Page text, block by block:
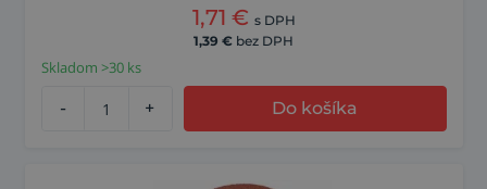
1,71 € s DPH
1,39 € bez DPH
Skladom >30 ks
- + Do košíka